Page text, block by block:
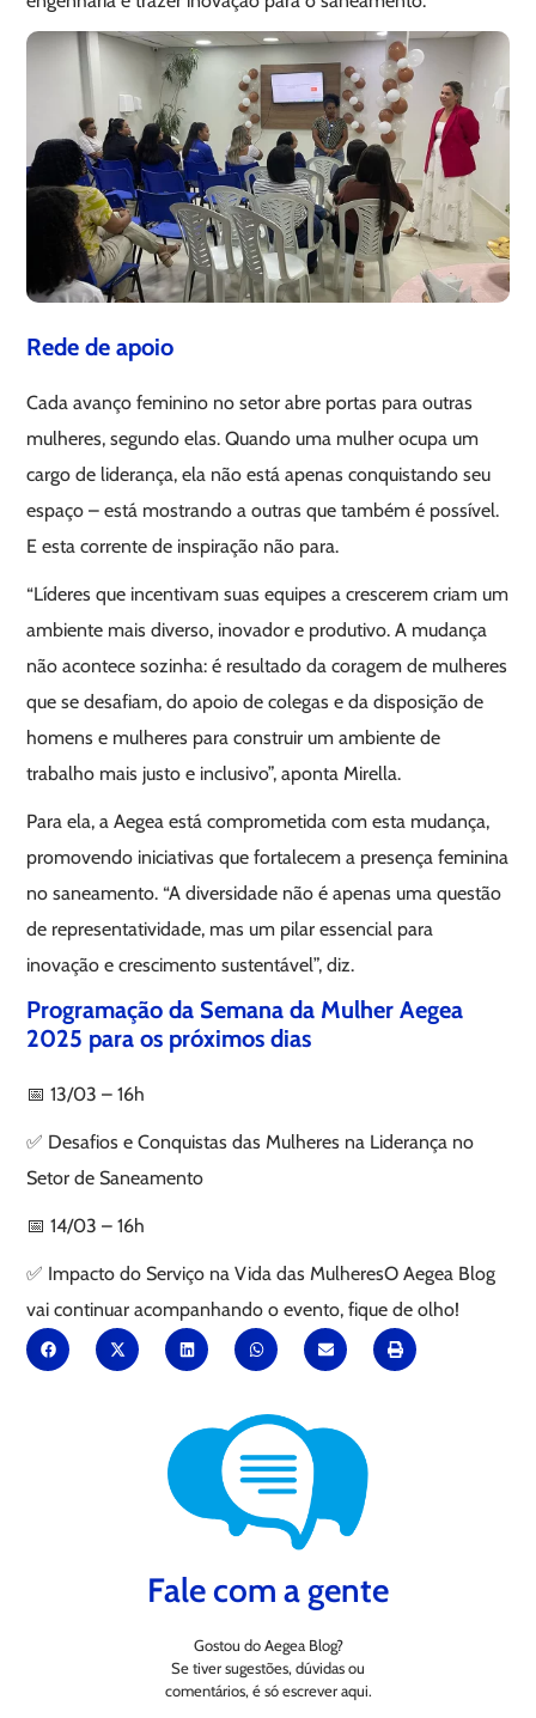
Rede de apoio
Cada avanço feminino no setor abre portas para outras
mulheres, segundo elas. Quando uma mulher ocupa um
cargo de liderança, ela não está apenas conquistando seu
espaço – está mostrando a outras que também é possível.
E esta corrente de inspiração não para.
“Líderes que incentivam suas equipes a crescerem criam um
ambiente mais diverso, inovador e produtivo. A mudança
não acontece sozinha: é resultado da coragem de mulheres
que se desafiam, do apoio de colegas e da disposição de
homens e mulheres para construir um ambiente de
trabalho mais justo e inclusivo”, aponta Mirella.
Para ela, a Aegea está comprometida com esta mudança,
promovendo iniciativas que fortalecem a presença feminina
no saneamento. “A diversidade não é apenas uma questão
de representatividade, mas um pilar essencial para
inovação e crescimento sustentável”, diz.
Programação da Semana da Mulher Aegea
2025 para os próximos dias
📅 13/03 – 16h
✅ Desafios e Conquistas das Mulheres na Liderança no
Setor de Saneamento
📅 14/03 – 16h
✅ Impacto do Serviço na Vida das MulheresO Aegea Blog
vai continuar acompanhando o evento, fique de olho!
Fale com a gente
Gostou do Aegea Blog?
Se tiver sugestões, dúvidas ou
comentários, é só escrever aqui.